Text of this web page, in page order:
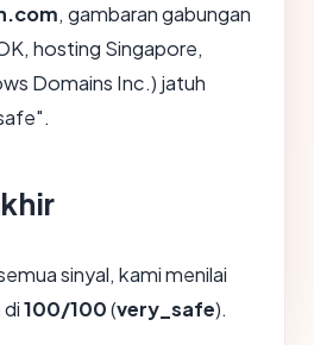
, gambaran gabungan
hosting Singapore,
Domains Inc.) jatuh
sinyal, kami menilai
di100/100(very_safe).